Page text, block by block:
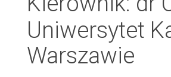
Uniwersytet
Warszawie